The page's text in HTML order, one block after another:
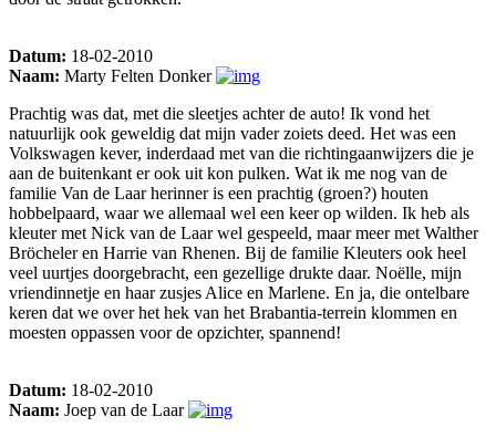
Datum: 18-02-2010
Naam: Marty Felten Donker
Prachtig was dat, met die sleetjes achter de auto! Ik vond het
natuurlijk ook geweldig dat mijn vader zoiets deed. Het was een
Volkswagen kever, inderdaad met van die richtingaanwijzers die je
aan de buitenkant er ook uit kon pulken. Wat ik me nog van de
familie Van de Laar herinner is een prachtig (groen?) houten
hobbelpaard, waar we allemaal wel een keer op wilden. Ik heb als
kleuter met Nick van de Laar wel gespeeld, maar meer met Walther
Bröcheler en Harrie van Rhenen. Bij de familie Kleuters ook heel
veel uurtjes doorgebracht, een gezellige drukte daar. Noëlle, mijn
vriendinnetje en haar zusjes Alice en Marlene. En ja, die ontelbare
keren dat we over het hek van het Brabantia-terrein klommen en
moesten oppassen voor de opzichter, spannend!
Datum: 18-02-2010
Naam: Joep van de Laar